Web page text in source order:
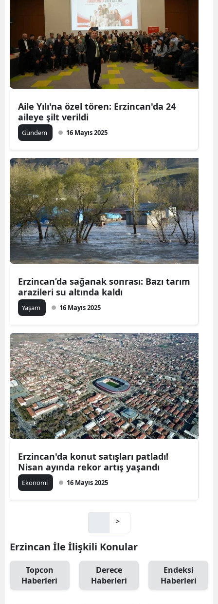
Aile Yılı'na özel tören: Erzincan'da 24
aileye şilt verildi
Gündem 16 Mayıs 2025
Erzincan’da sağanak sonrası: Bazı tarım
arazileri su altında kaldı
Yaşam 16 Mayıs 2025
Erzincan'da konut satışları patladı!
Nisan ayında rekor artış yaşandı
Ekonomi 16 Mayıs 2025
>
Erzincan İle İlişkili Konular
Topcon
Haberleri
Derece
Haberleri
Endeksi
Haberleri